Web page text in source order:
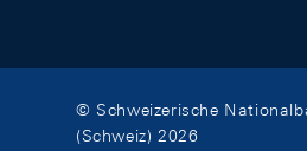
© Schweizerische
(Schweiz) 2026